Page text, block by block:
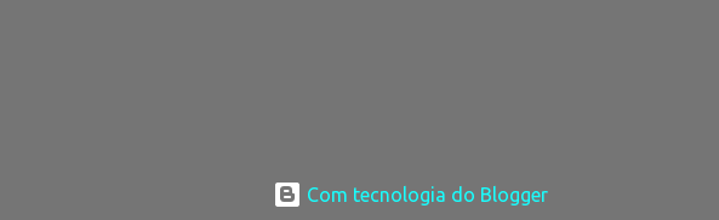
Com tecnologia do Blogger